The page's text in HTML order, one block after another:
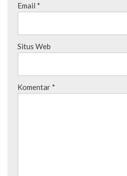
Email *
Situs Web
Komentar *